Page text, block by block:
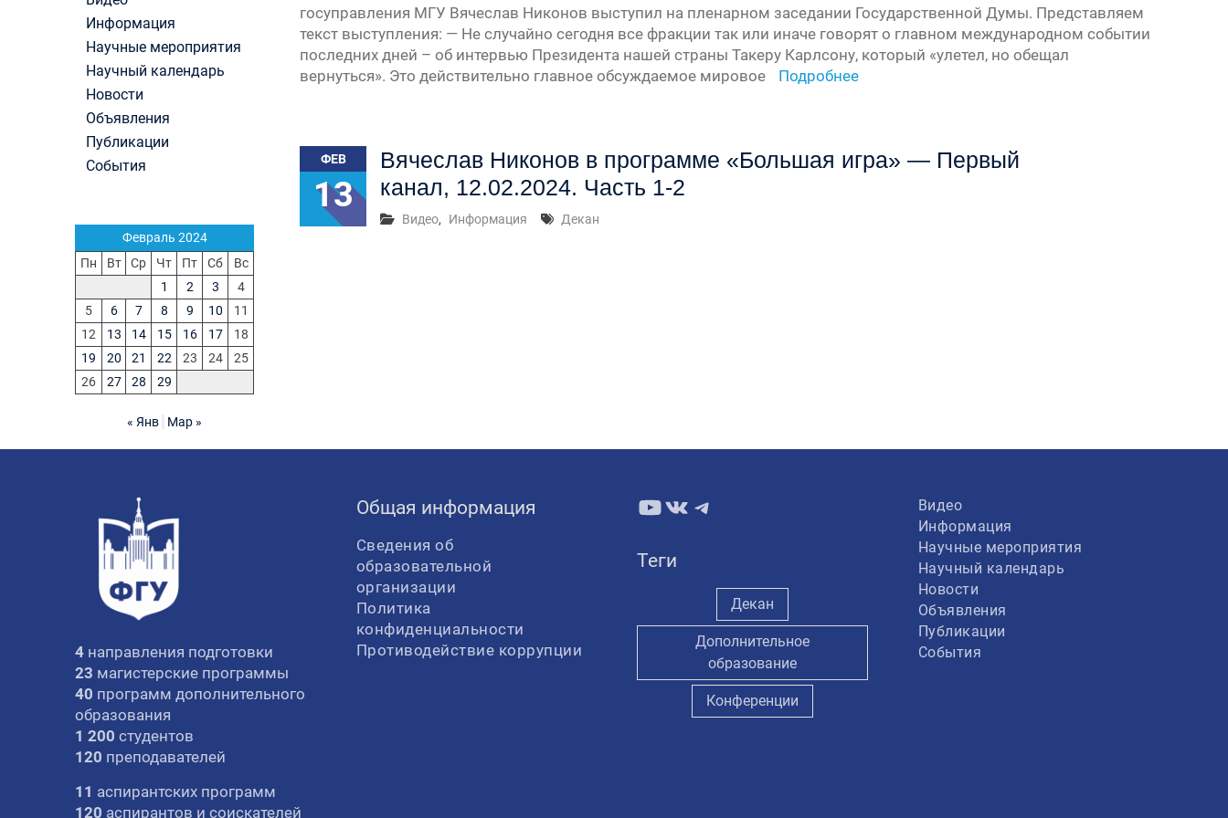
Первый канал, 27.07.2026. Часть 1-2
Конкурсные списки лиц, прошедших
вступительные испытания в МГУ имени
М.В.Ломоносова в 2026 году по каждому конкурсу
(ранжированные списки поступающих)
Первый канал, 24.07.2026. Часть 1-2
Вниманию абитуриентов бакалавриата! Открыта
онлайн-запись на заключение договора на
Вячеслав Никонов в программе «Большая игра»
— Первый канал, 05.08.2026. Часть 1-3
госуправления МГУ Вячеслав Никонов выступил на пленарном заседании Государственной Думы. Представляем
текст выступления: — Не случайно сегодня все фракции так или иначе говорят о главном международном событии
последних дней – об интервью Президента нашей страны Такеру Карлсону, который «улетел, но обещал
вернуться». Это действительно главное обсуждаемое мировое
Подробнее
ФЕВ
13
Вячеслав Никонов в программе «Большая игра» — Первый
канал, 12.02.2024. Часть 1-2
Видео, Информация Декан
Информация
Научные мероприятия
Научный календарь
Новости
Объявления
Публикации
События
Февраль 2024
Пн
Вт Ср Чт Пт Сб
Вс
1
2 3
4
5
6 7 8 9 10
11
12
13 14 15 16 17
18
19
20 21 22 23 24
25
26
27 28 29
« Янв Мар »
4 направления подготовки
23 магистерские программы
40 программ дополнительного
образования
1 200 студентов
120 преподавателей
11 аспирантских программ
120 аспирантов и соискателей
Общая информация
Сведения об
образовательной
организации
Политика
конфиденциальности
Противодействие коррупции
YouTube
ВКонтакте
Telegram
Теги
Декан
Дополнительное
образование
Конференции
Видео
Информация
Научные мероприятия
Научный календарь
Новости
Объявления
Публикации
События